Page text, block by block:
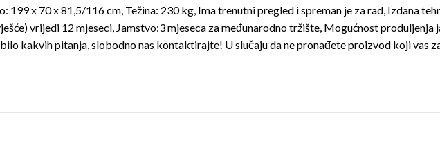
199 x 70 x 81,5/116 cm, Težina: 230 kg, Ima trenutni pregled i spreman je za rad, Izdana
vrijedi 12 mjeseci, Jamstvo:3 mjeseca za međunarodno tržište, Mogućnost produljenja
kakvih pitanja, slobodno nas kontaktirajte! U slučaju da ne pronađete proizvod koji vas